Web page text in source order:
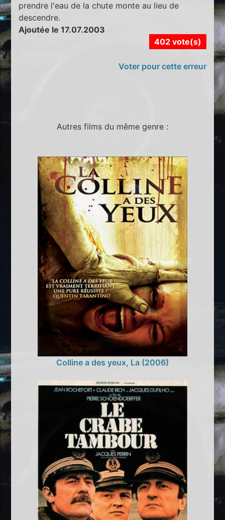
prendre l'eau de la chute monte au lieu de
descendre.
Ajoutée le 17.07.2003
402 vote(s)
Voter pour cette erreur
Autres films du même genre :
Colline a des yeux, La (2006)